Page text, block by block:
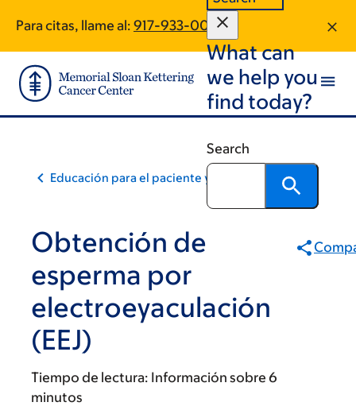
main
content
footer
Para citas, llame al: 917-933-0068
What can
we help you
find today?
Search
Educación para el paciente y la comunidad
Obtención de
esperma por
electroeyaculación
(EEJ)
Tiempo de lectura: Información sobre 6
minutos